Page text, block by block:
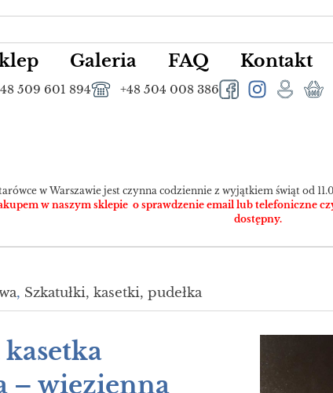
Galeria FAQ Kontakt
509 601 894 +48 504 008 386
w Warszawie jest czynna codziennie z wyjątkiem świąt od
w naszym sklepie o sprawdzenie email lub telefoniczne
dostępny.
, Szkatułki, kasetki, pudełka
– więzienna